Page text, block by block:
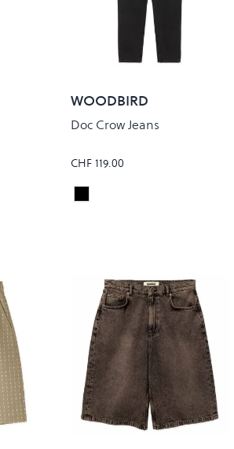
WOODBIRD
Doc Crow Jeans
CHF 119.00
Colour
Black